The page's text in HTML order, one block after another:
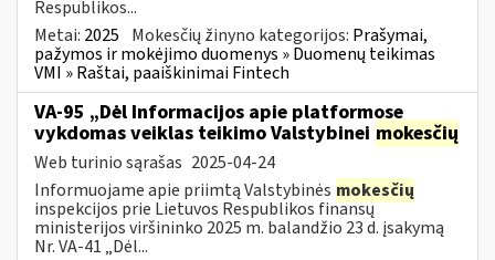
Respublikos...
Metai: 2025 Mokesčių žinyno kategorijos: Prašymai,
pažymos ir mokėjimo duomenys » Duomenų teikimas
VMI » Raštai, paaiškinimai Fintech
VA-95 „Dėl Informacijos apie platformose
vykdomas veiklas teikimo Valstybinei mokesčių
Web turinio sąrašas 2025-04-24
Informuojame apie priimtą Valstybinės mokesčių
inspekcijos prie Lietuvos Respublikos finansų
ministerijos viršininko 2025 m. balandžio 23 d. įsakymą
Nr. VA-41 „Dėl...